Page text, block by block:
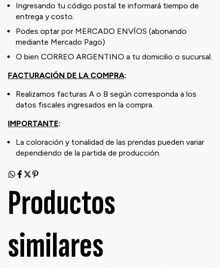
Ingresando tu código postal te informará tiempo de
entrega y costo.
Podes optar por MERCADO ENVÍOS (abonando
mediante Mercado Pago)
O bien CORREO ARGENTINO a tu domicilio o sucursal.
FACTURACIÓN DE LA COMPRA:
Realizamos facturas A o B según corresponda a los
datos fiscales ingresados en la compra.
IMPORTANTE:
La coloración y tonalidad de las prendas pueden variar
dependiendo de la partida de producción.
Productos
similares